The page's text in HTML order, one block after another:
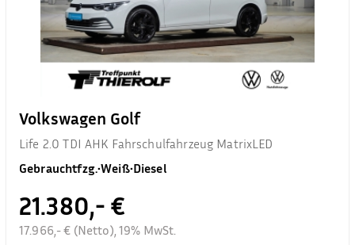
Volkswagen Golf
Life 2.0 TDI AHK Fahrschulfahrzeug MatrixLED
Gebrauchtfzg.•Weiß•Diesel
21.380,- €
17.966,- € (Netto), 19% MwSt.